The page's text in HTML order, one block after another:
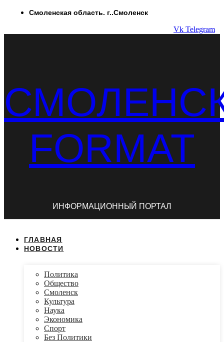
ПерейтиСмоленская область. г..Смоленск
Vk Telegram
FORMAT
ИНФОРМАЦИОННЫЙ ПОРТАЛ
ГЛАВНАЯ
НОВОСТИ
Политика
Общество
Смоленск
Культура
Наука
Экономика
Спорт
Без Политики